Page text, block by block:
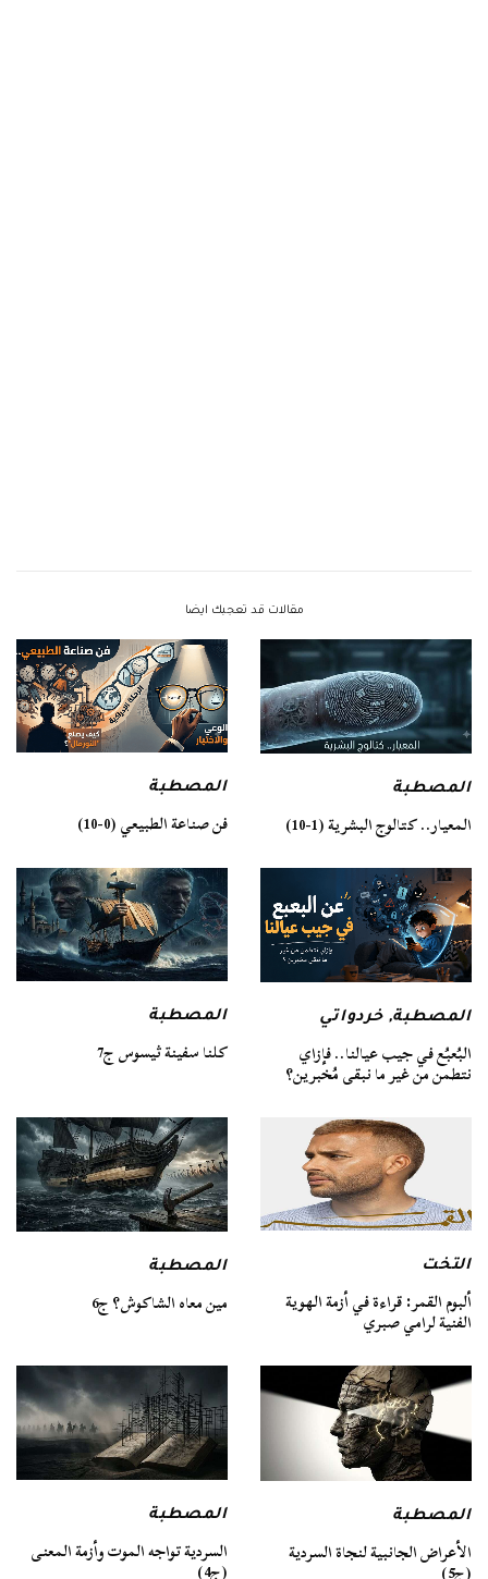
مقالات قد تعجبك ايضا
المصطبة
المعيار.. كتالوج البشرية (1-10)
المصطبة
فن صناعة الطبيعي (0-10)
المصطبة,خردواتي
البُعبُع في جيب عيالنا.. فإزاي
نتطمن من غير ما نبقى مُخبرين؟
المصطبة
كلنا سفينة ثيسوس ج7
التخت
ألبوم القمر: قراءة في أزمة الهوية
الفنية لرامي صبري
المصطبة
مين معاه الشاكوش؟ ج6
المصطبة
الأعراض الجانبية لنجاة السردية
(ج5)
المصطبة
السردية تواجه الموت وأزمة المعنى
(ج4)